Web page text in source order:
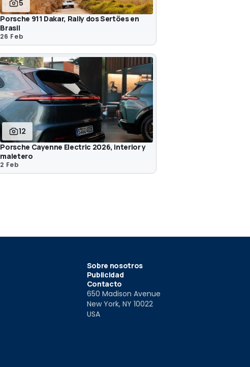
5
Porsche 911 Dakar, Rally dos Sertões en
Brasil
26 Feb
12
Porsche Cayenne Electric 2026, interior y
maletero
2 Feb
Sobre nosotros
Publicidad
Contacto
650 Madison Avenue
New York, NY 10022
USA